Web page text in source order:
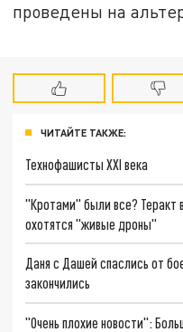
проведены на
ЧИТАЙТЕ ТАКЖЕ:
Технофашисты XXI века
"Кротами" были все? Теракт
охотятся "живые дроны"
Даня с Дашей спаслись от
закончились
"Очень плохие новости":